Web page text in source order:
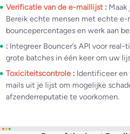
Verificatie van de e-maillijst :
Bereik echte mensen met echte e-
bouncepercentages en werk aan
: Integreer Bouncer’s API voor
grote batches in één keer om uw
Toxiciteitscontrole : Identificeer en
mails uit je lijst om mogelijke
afzenderreputatie te voorkomen.